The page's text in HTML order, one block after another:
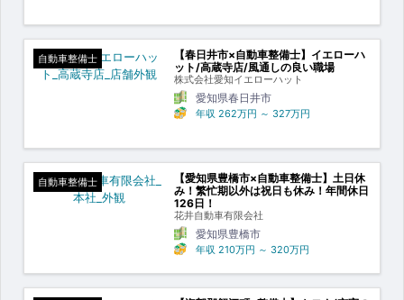
自動車整備士
【春日井市×自動車整備士】イエローハ
ット/高蔵寺店/風通しの良い職場
株式会社愛知イエローハット
愛知県春日井市
年収 262万円 ～ 327万円
自動車整備士
【愛知県豊橋市×自動車整備士】土日休
み！繁忙期以外は祝日も休み！年間休日
126日！
花井自動車有限会社
愛知県豊橋市
年収 210万円 ～ 320万円